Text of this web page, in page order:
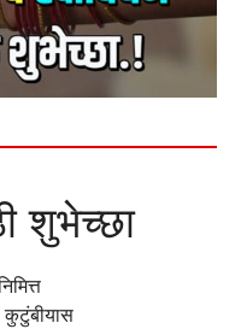
शुभेच्छा